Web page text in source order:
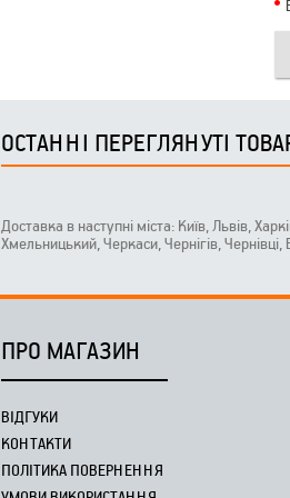
ОСТАННІ ПЕРЕГЛЯНУТІ
Доставка в наступні міста: Київ, Львів,
Хмельницький, Черкаси, Чернігів,
ПРО МАГАЗИН
ВІДГУКИ
КОНТАКТИ
ПОЛІТИКА ПОВЕРНЕННЯ